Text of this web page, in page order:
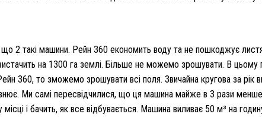
що 2 такі машини. Рейн 360 економить воду та не пошкоджує
на 1300 га землі. Більше не можемо зрошувати. В цьому
360, то зможемо зрошувати всі поля. Звичайна кругова за
Ми самі пересвідчилися, що ця машина майже в 3 рази
і бачить, як все відбувається. Машина виливає 50 м³ на